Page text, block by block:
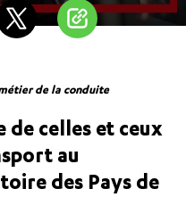
Partager
de la conduite
de celles et ceux
au
des Pays de